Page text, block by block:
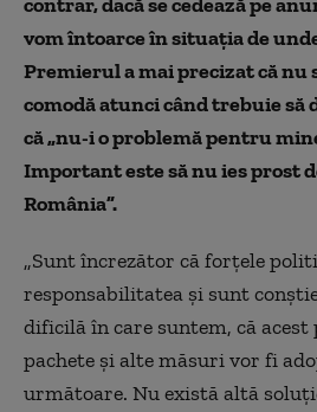
vom întoarce în situația de
Premierul a mai precizat că
comodă atunci când trebuie să
că „nu-i o problemă pentru
Important este să nu ies prost
România”.
„Sunt încrezător că forțele
responsabilitatea și sunt
dificilă în care suntem, că acest
pachete și alte măsuri vor fi
următoare. Nu există altă